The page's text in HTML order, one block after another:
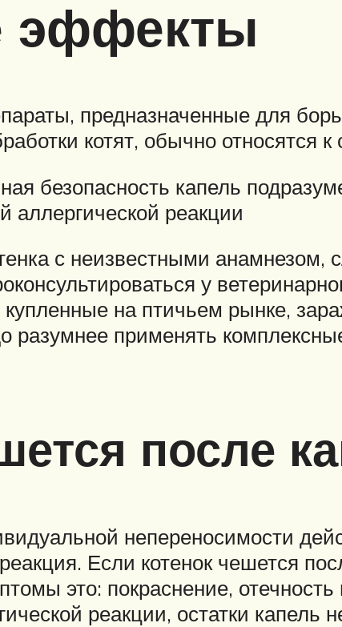
эффекты
предназначенные для
котят, обычно относятся
безопасность капель
аллергической реакции
с неизвестными анамнезом,
у
на птичьем рынке,
разумнее применять
после
непереносимости
Если котенок чешется
это: покраснение,
реакции, остатки капель